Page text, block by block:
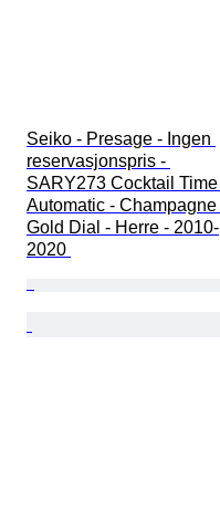
Seiko - Presage - Ingen
reservasjonspris -
SARY273 Cocktail Time
Automatic - Champagne
Gold Dial - Herre - 2010-
2020